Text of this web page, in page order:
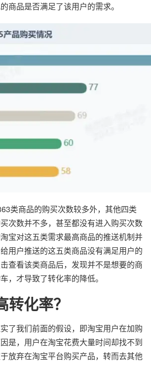
商品是否满足了该用户的需求。
类商品的购买次数较多外，其他四类
次数并不多，甚至都没有进入购买次数
宝对这五类需求最高商品的推送机制并
用户推送的这五类商品没有满足用户的
查看该类商品后，发现并不是想要的商
，才导致了转化率的降低。
化率？
了我们前面的假设，即淘宝用户在加购
是，用户在淘宝花费大量时间却找不到
放弃在淘宝平台购买产品，转而去其他